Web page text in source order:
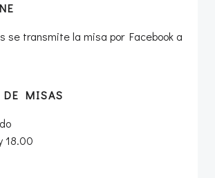
se transmite la misa por Facebook a
DE MISAS
18.00